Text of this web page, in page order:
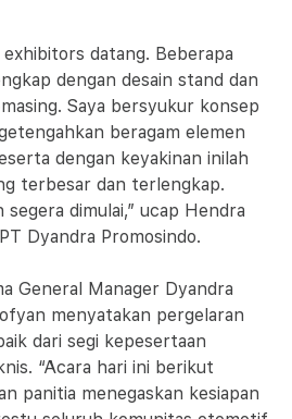
exhibitors datang. Beberapa
dengan desain stand dan
Saya bersyukur konsep
beragam elemen
dengan keyakinan inilah
terbesar dan terlengkap.
dimulai,” ucap Hendra
Dyandra Promosindo.
General Manager Dyandra
menyatakan pergelaran
dari segi kepesertaan
“Acara hari ini berikut
panitia menegaskan kesiapan